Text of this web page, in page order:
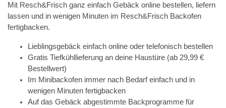
Mit Resch&Frisch ganz einfach Gebäck online bestellen, liefern
lassen und in wenigen Minuten im Resch&Frisch Backofen
fertigbacken.
Lieblingsgebäck einfach online oder telefonisch bestellen
Gratis Tiefkühllieferung an deine Haustüre (ab 29,99 €
Bestellwert)
Im Minibackofen immer nach Bedarf einfach und in
wenigen Minuten fertigbacken
Auf das Gebäck abgestimmte Backprogramme für